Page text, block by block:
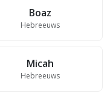
Boaz
Hebreeuws
Micah
Hebreeuws